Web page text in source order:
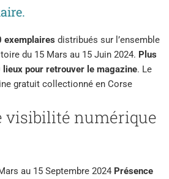
exemplaires distribués sur l’ensemble
du 15 Mars au 15 Juin 2024. Plus
lieux pour retrouver le magazine. Le
gratuit collectionné en Corse
visibilité numérique
au 15 Septembre 2024 Présence